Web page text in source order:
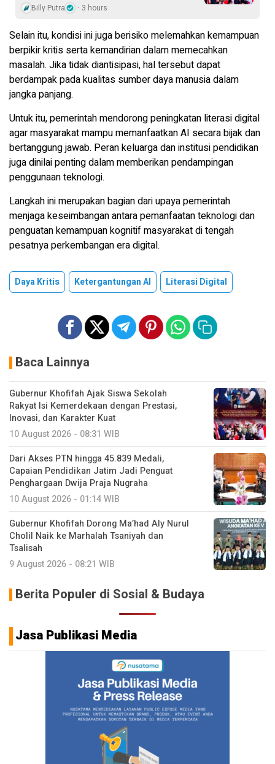
Billy Putra 3 hours
Selain itu, kondisi ini juga berisiko melemahkan kemampuan
berpikir kritis serta kemandirian dalam memecahkan
masalah. Jika tidak diantisipasi, hal tersebut dapat
berdampak pada kualitas sumber daya manusia dalam
jangka panjang.
Untuk itu, pemerintah mendorong peningkatan literasi digital
agar masyarakat mampu memanfaatkan AI secara bijak dan
bertanggung jawab. Peran keluarga dan institusi pendidikan
juga dinilai penting dalam memberikan pendampingan
penggunaan teknologi.
Langkah ini merupakan bagian dari upaya pemerintah
menjaga keseimbangan antara pemanfaatan teknologi dan
penguatan kemampuan kognitif masyarakat di tengah
pesatnya perkembangan era digital.
Daya Kritis Ketergantungan AI Literasi Digital
Baca Lainnya
Gubernur Khofifah Ajak Siswa Sekolah
Rakyat Isi Kemerdekaan dengan Prestasi,
Inovasi, dan Karakter Kuat
10 August 2026 - 08:31 WIB
Dari Akses PTN hingga 45.839 Medali,
Capaian Pendidikan Jatim Jadi Penguat
Penghargaan Dwija Praja Nugraha
10 August 2026 - 01:14 WIB
Gubernur Khofifah Dorong Ma’had Aly Nurul
Cholil Naik ke Marhalah Tsaniyah dan
Tsalisah
9 August 2026 - 08:21 WIB
Berita Populer di Sosial & Budaya
Jasa Publikasi Media